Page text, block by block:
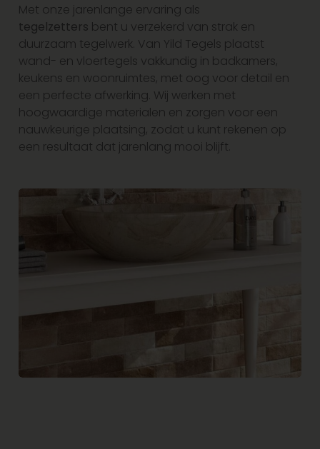
Met onze jarenlange ervaring als
tegelzetters bent u verzekerd van strak en
duurzaam tegelwerk. Van Yild Tegels plaatst
wand- en vloertegels vakkundig in badkamers,
keukens en woonruimtes, met oog voor detail en
een perfecte afwerking. Wij werken met
hoogwaardige materialen en zorgen voor een
nauwkeurige plaatsing, zodat u kunt rekenen op
een resultaat dat jarenlang mooi blijft.